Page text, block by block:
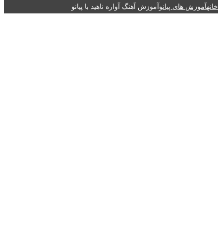
خانهآموزش های پیانوآموزش آهنگ آواره ناهید با پیانو